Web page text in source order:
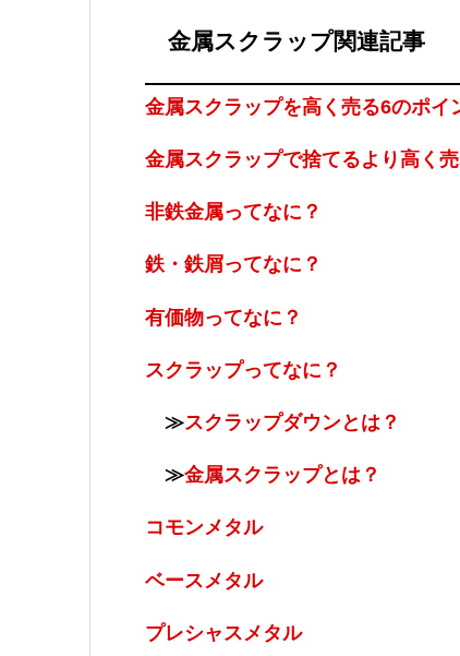
金属スクラップ関連記事
金属スクラップを高く売る6のポイ
金属スクラップで捨てるより高く
非鉄金属ってなに？
鉄・鉄屑ってなに？
有価物ってなに？
スクラップってなに？
≫スクラップダウンとは？
≫金属スクラップとは？
コモンメタル
ベースメタル
プレシャスメタル